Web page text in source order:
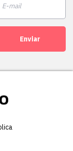
Enviar